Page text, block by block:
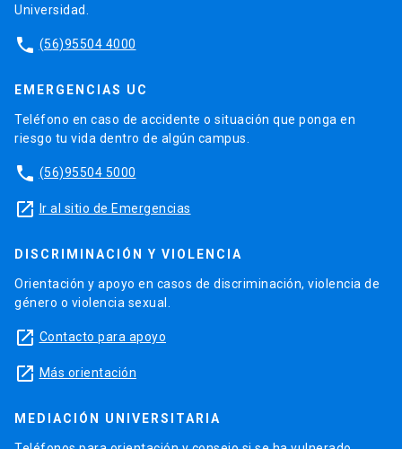
Universidad.
phone (56)95504 4000
EMERGENCIAS UC
Teléfono en caso de accidente o situación que ponga en
riesgo tu vida dentro de algún campus.
phone (56)95504 5000
launch Ir al sitio de Emergencias
DISCRIMINACIÓN Y VIOLENCIA
Orientación y apoyo en casos de discriminación, violencia de
género o violencia sexual.
launch Contacto para apoyo
launch Más orientación
MEDIACIÓN UNIVERSITARIA